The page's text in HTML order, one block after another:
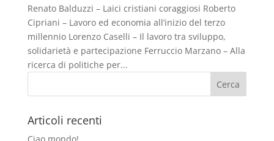
Renato Balduzzi – Laici cristiani coraggiosi Roberto
Cipriani – Lavoro ed economia all’inizio del terzo
millennio Lorenzo Caselli – Il lavoro tra sviluppo,
solidarietà e partecipazione Ferruccio Marzano – Alla
ricerca di politiche per...
Articoli recenti